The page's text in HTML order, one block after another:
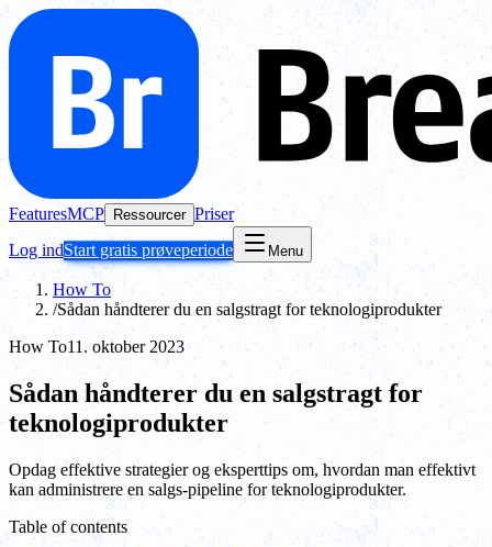
FeaturesMCP Ressourcer Priser
Log indStart gratis prøveperiode Menu
How To
/Sådan håndterer du en salgstragt for teknologiprodukter
How To11. oktober 2023
Sådan håndterer du en salgstragt for
teknologiprodukter
Opdag effektive strategier og eksperttips om, hvordan man effektivt
kan administrere en salgs-pipeline for teknologiprodukter.
Table of contents